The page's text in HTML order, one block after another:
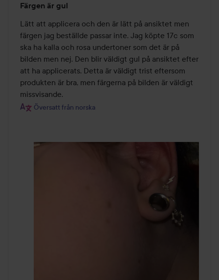
2
av
5
Färgen är gul
Lätt att applicera och den är lätt på ansiktet men
färgen jag beställde passar inte. Jag köpte 17c som
ska ha kalla och rosa undertoner som det är på
bilden men nej. Den blir väldigt gul på ansiktet efter
att ha applicerats. Detta är väldigt trist eftersom
produkten är bra, men färgerna på bilden är väldigt
missvisande.
Översatt från norska